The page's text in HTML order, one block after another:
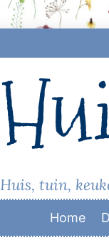
Huis, tuin,
Home